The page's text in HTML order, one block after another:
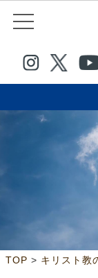
TOP > キリスト教